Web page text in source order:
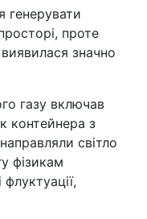
генерувати
проте
значно
газу включав
контейнера з
світло
фізикам
флуктуації,